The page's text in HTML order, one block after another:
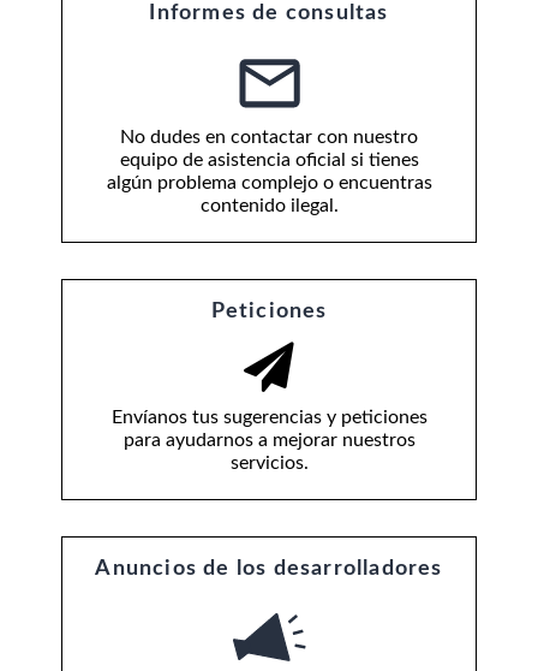
Informes de consultas
No dudes en contactar con nuestro
equipo de asistencia oficial si tienes
algún problema complejo o encuentras
contenido ilegal.
Peticiones
Envíanos tus sugerencias y peticiones
para ayudarnos a mejorar nuestros
servicios.
Anuncios de los desarrolladores